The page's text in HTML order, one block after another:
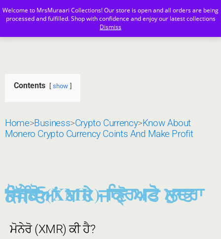
MrsMuraari
Contents show
Home>Business>Crypto Currency>Know About
Monero Crypto Currency Coints And Make Profit
ਮੋਨੇਰੋ (XMR) ਕ੍ਰਿਪਟੋ ਮੁਦਰਾ
ਸਿੱਕਿਆਂ ਬਾਰੇ ਜਾਣੋ ਅਤੇ ਲਾਭ
ਕਮਾਓ
ਮੋਨੇਰੋ (XMR) ਕੀ ਹੈ?
Welcome to MrsMuraari Collections! Our store is open and all orders are being
processed and fulfilled. Shop with confidence and enjoy our latest collections
Dismiss